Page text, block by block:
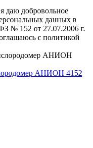
даю добровольное
данных в
№ 152 от 27.07.2006 г.
с политикой
АНИОН 4152